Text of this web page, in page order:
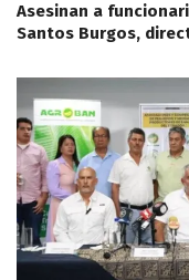
Asesinan a
Santos Burgos,